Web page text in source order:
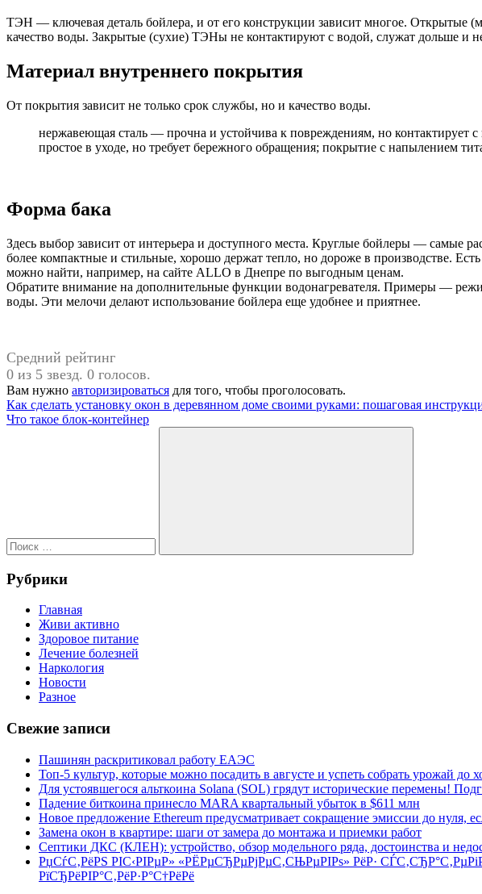
ТЭН — ключевая деталь бойлера, и от его конструкции зависит многое. Открытые
качество воды. Закрытые (сухие) ТЭНы не контактируют с водой, служат дольше и
Материал внутреннего покрытия
От покрытия зависит не только срок службы, но и качество воды.
нержавеющая сталь — прочна и устойчива к повреждениям, но контактирует
простое в уходе, но требует бережного обращения; покрытие с напылением
Форма бака
Здесь выбор зависит от интерьера и доступного места. Круглые бойлеры — самые
более компактные и стильные, хорошо держат тепло, но дороже в производстве.
можно найти, например, на сайте ALLO в Днепре по выгодным ценам.
Обратите внимание на дополнительные функции водонагревателя. Примеры —
воды. Эти мелочи делают использование бойлера еще удобнее и приятнее.
Средний рейтинг
0 из 5 звезд. 0 голосов.
Вам нужно авторизироваться для того, чтобы проголосовать.
Навигация
по
Предыдущая
запись:
Как сделать установку окон в деревянном доме своими руками: пошаговая
Следующая
Что такое блок-контейнер
Поиск
Рубрики
Главная
Живи активно
Здоровое питание
Лечение болезней
Наркология
Новости
Разное
Свежие записи
Пашинян раскритиковал работу ЕАЭС
Топ-5 культур, которые можно посадить в августе и успеть собрать урожай до
Для устоявшегося альткоина Solana (SOL) грядут исторические перемены!
Падение биткоина принесло MARA квартальный убыток в $611 млн
Новое предложение Ethereum предусматривает сокращение эмиссии до нуля,
Замена окон в квартире: шаги от замера до монтажа и приемки работ
Септики ДКС (КЛЕН): устройство, обзор модельного ряда, достоинства и
РџСѓС‚РёРЅ РІС‹РІРµР» «РЁРµСЂРµРјРµС‚СЊРµРІРѕ» РёР·
РїСЂРёРІР°С‚РёР·Р°С†РёРё